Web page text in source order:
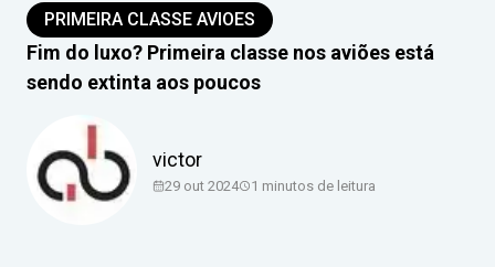
PRIMEIRA CLASSE AVIOES
Fim do luxo? Primeira classe nos aviões está
sendo extinta aos poucos
victor
29 out 2024 1 minutos de leitura